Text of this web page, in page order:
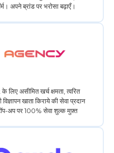
अपने ब्रांड पर भरोसा बढ़ाएँ।
असीमित खर्च क्षमता, त्वरित
खाता किराये की सेवा प्रदान
टॉप-अप पर 100% सेवा शुल्क मुफ़्त